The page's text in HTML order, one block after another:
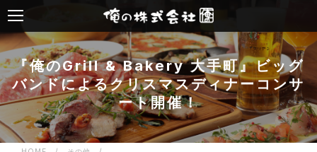
『俺のGrill & Bakery 大手町』ビッグ
バンドによるクリスマスディナーコンサ
ート開催！